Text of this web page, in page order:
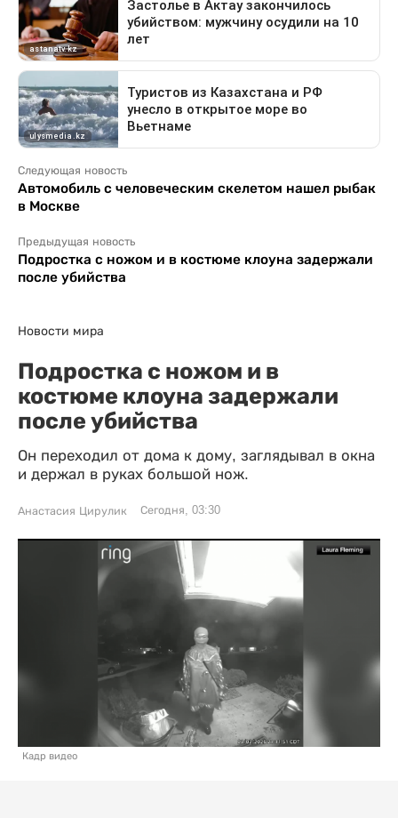
Следующая новость
Автомобиль с человеческим скелетом нашел рыбак
в Москве
Предыдущая новость
Подростка с ножом и в костюме клоуна задержали
после убийства
Новости мира
Подростка с ножом и в
костюме клоуна задержали
после убийства
Он переходил от дома к дому, заглядывал в окна
и держал в руках большой нож.
Анастасия Цирулик Сегодня, 03:30
Кадр видео